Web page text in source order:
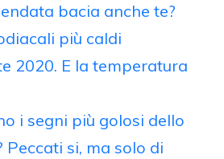
bacia anche te?
più caldi
2020. E la temperatura
i segni più golosi dello
Peccati si, ma solo di